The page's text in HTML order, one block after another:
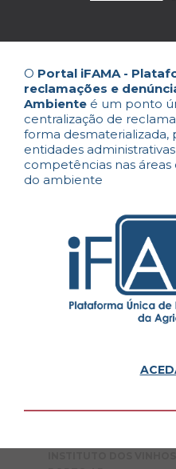
O Portal iFAMA -
reclamações e
Ambiente é um ponto
centralização de
forma
entidades
competências nas
do ambiente